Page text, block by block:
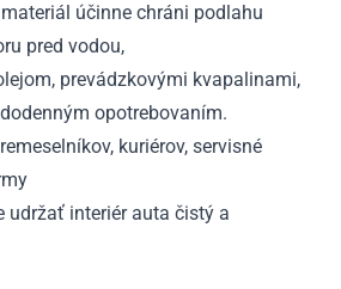
účinne chráni podlahu
pred vodou,
prevádzkovými kvapalinami,
opotrebovaním.
kuriérov, servisné
udržať interiér auta čistý a